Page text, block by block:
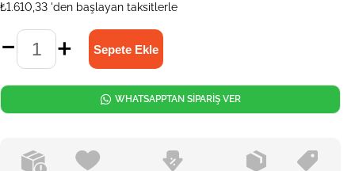
₺1.610,33 'den başlayan taksitlerle
WHATSAPPTAN SİPARİŞ VER